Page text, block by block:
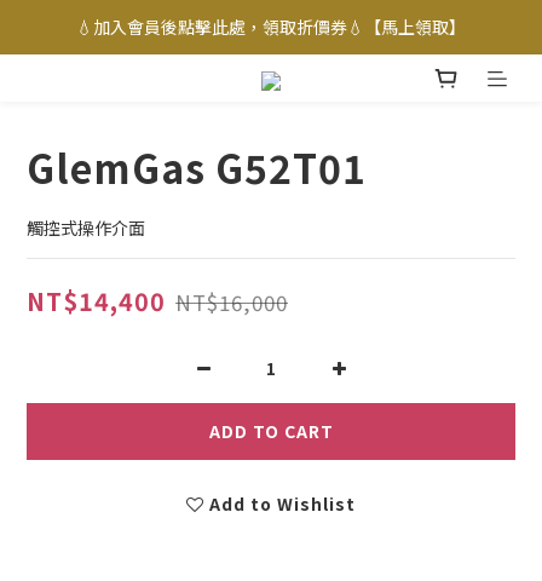
💧加入會員後點擊此處，領取折價券💧【馬上領取】
GlemGas G52T01
觸控式操作介面
NT$14,400 NT$16,000
ADD TO CART
Add to Wishlist